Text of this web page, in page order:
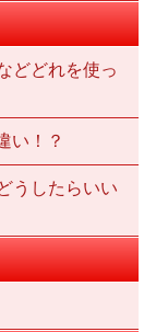
どどれを使っ
い！？
うしたらいい